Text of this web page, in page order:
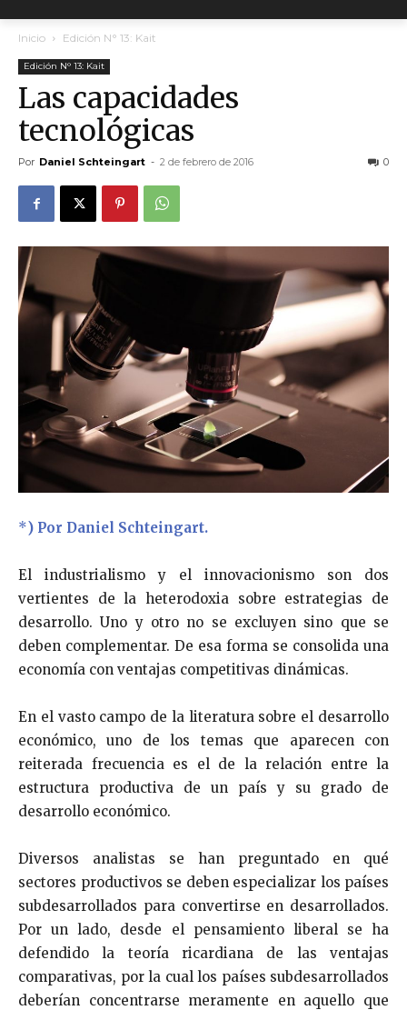
Inicio Edición N° 13: Kait
Edición N° 13: Kait
Las capacidades
tecnológicas
Por Daniel Schteingart - 2 de febrero de 2016 0
*) Por Daniel Schteingart.
El industrialismo y el innovacionismo son dos
vertientes de la heterodoxia sobre estrategias de
desarrollo. Uno y otro no se excluyen sino que se
deben complementar. De esa forma se consolida una
economía con ventajas competitivas dinámicas.
En el vasto campo de la literatura sobre el desarrollo
económico, uno de los temas que aparecen con
reiterada frecuencia es el de la relación entre la
estructura productiva de un país y su grado de
desarrollo económico.
Diversos analistas se han preguntado en qué
sectores productivos se deben especializar los países
subdesarrollados para convertirse en desarrollados.
Por un lado, desde el pensamiento liberal se ha
defendido la teoría ricardiana de las ventajas
comparativas, por la cual los países subdesarrollados
deberían concentrarse meramente en aquello que